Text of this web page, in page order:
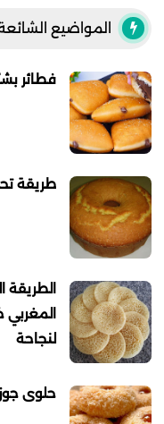
المواضيع
فطائر
طريقة
الطريقة
لنجاحة
حلوى